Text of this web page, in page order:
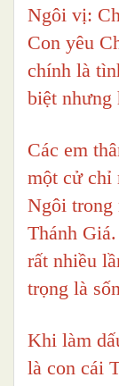
Ngôi vị:
Con yêu
chính là
biệt nhưng
Các em
một cử chỉ
Ngôi trong
Thánh
rất nhiều
trọng là
Khi làm
là con cái